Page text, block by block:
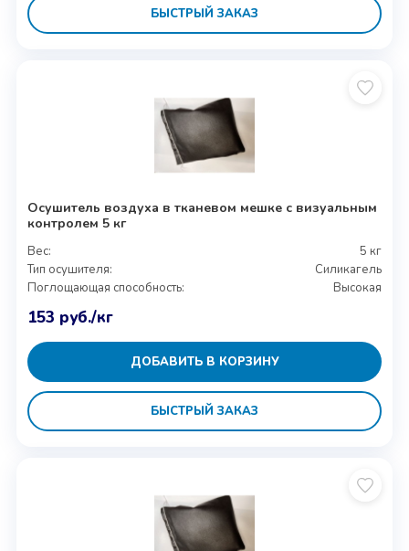
БЫСТРЫЙ ЗАКАЗ
Осушитель воздуха в тканевом мешке с визуальным
контролем 5 кг
Вес:
5 кг
Тип осушителя:
Силикагель
Поглощающая способность:
Высокая
153 руб./кг
ДОБАВИТЬ В КОРЗИНУ
БЫСТРЫЙ ЗАКАЗ